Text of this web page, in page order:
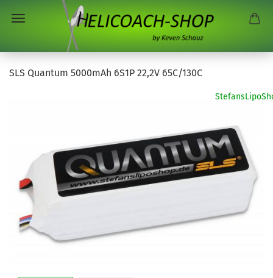
SLS Quantum 5000mAh 6S1P 22,2V 65C/130C